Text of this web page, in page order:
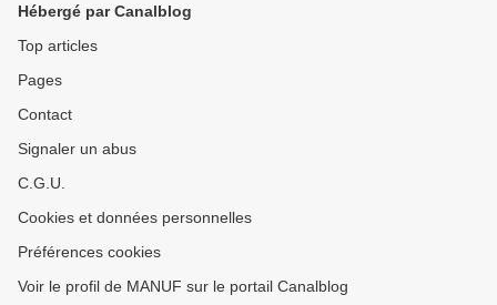
Hébergé par Canalblog
Top articles
Pages
Contact
Signaler un abus
C.G.U.
Cookies et données personnelles
Préférences cookies
Voir le profil de MANUF sur le portail Canalblog